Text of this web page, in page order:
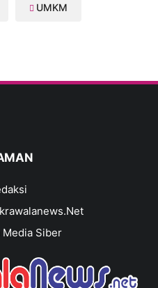
UMKM
Media Siber